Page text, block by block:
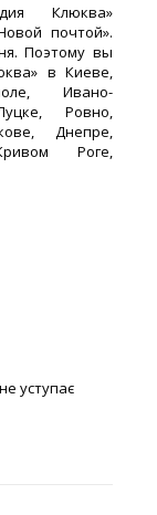
Клюква»
почтой».
Поэтому вы
в Киеве,
Ивано-
Ровно,
Днепре,
Роге,
уступає